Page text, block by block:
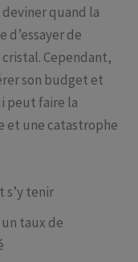
quand la
d’essayer de
Cependant,
son budget et
peut faire la
et une catastrophe
s’y tenir
un taux de